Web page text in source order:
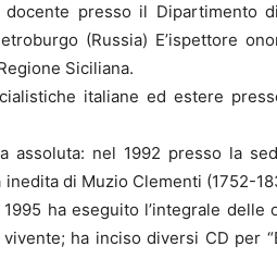
docente presso il Dipartimento
(Russia) E’ispettore
Siciliana.
italiane ed estere
assoluta: nel 1992 presso la
di Muzio Clementi (1752-
ha eseguito l’integrale delle
ha inciso diversi CD per